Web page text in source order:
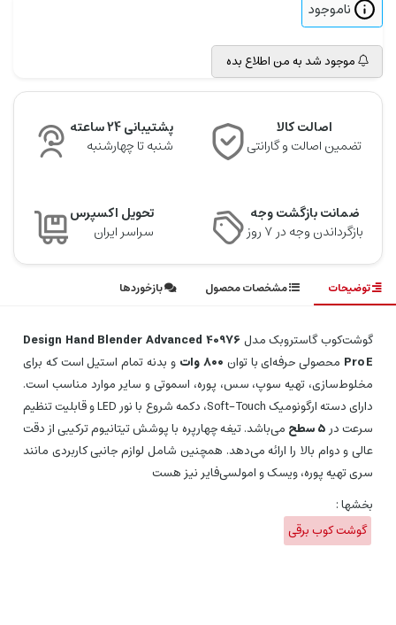
ناموجود
موجود شد به من اطلاع بده
اصالت کالا
تضمین اصالت و گارانتی
پشتیبانی 24 ساعته
شنبه تا چهارشنبه
ضمانت بازگشت وجه
بازگرداندن وجه در ۷ روز
تحویل اکسپرس
سراسر ایران
توضیحات مشخصات محصول بازخوردها
گوشت‌کوب گاستروبک مدل
40976 Design Hand Blender Advanced
Pro E محصولی حرفه‌ای با توان ۸۰۰ وات
و بدنه تمام استیل است که برای
مخلوط‌سازی، تهیه سوپ، سس، پوره، اسموتی و سایر موارد مناسب است.
دارای دسته ارگونومیک Soft‑Touch، دکمه شروع با نور LED و قابلیت تنظیم
سرعت در۵ سطح
می‌باشد. تیغه چهارپره با پوشش تیتانیوم ترکیبی از دقت
عالی و دوام بالا را ارائه می‌دهد. همچنین شامل لوازم جانبی کاربردی مانند
سری تهیه پوره، ویسک و امولسی‌فایر نیز هست
بخشها :
گوشت کوب برقی